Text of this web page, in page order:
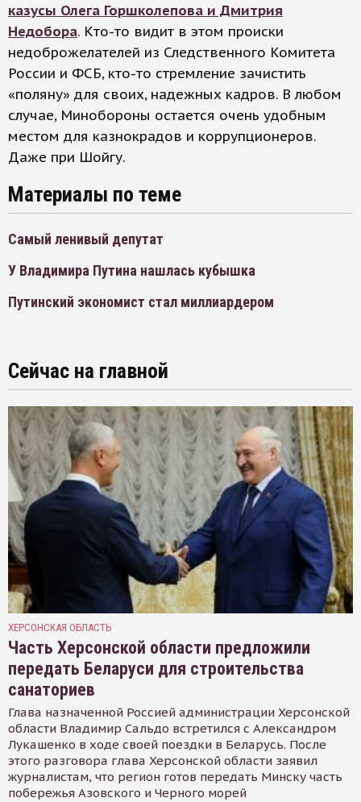
казусы Олега Горшколепова и Дмитрия
Недобора. Кто-то видит в этом происки
недоброжелателей из Следственного Комитета
России и ФСБ, кто-то стремление зачистить
«поляну» для своих, надежных кадров. В любом
случае, Минобороны остается очень удобным
местом для казнокрадов и коррупционеров.
Даже при Шойгу.
Материалы по теме
Самый ленивый депутат
У Владимира Путина нашлась кубышка
Путинский экономист стал миллиардером
Сейчас на главной
ХЕРСОНСКАЯ ОБЛАСТЬ
Часть Херсонской области предложили
передать Беларуси для строительства
санаториев
Глава назначенной Россией администрации Херсонской
области Владимир Сальдо встретился с Александром
Лукашенко в ходе своей поездки в Беларусь. После
этого разговора глава Херсонской области заявил
журналистам, что регион готов передать Минску часть
побережья Азовского и Черного морей